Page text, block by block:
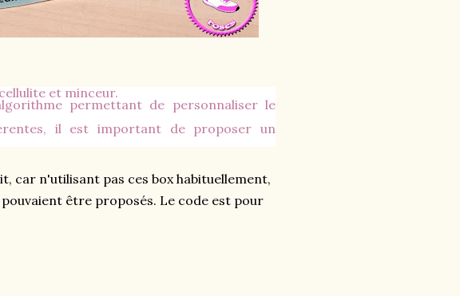
et minceur.
permettant de personnaliser le
il est important de proposer un
car n'utilisant pas ces box habituellement,
être proposés. Le code est pour